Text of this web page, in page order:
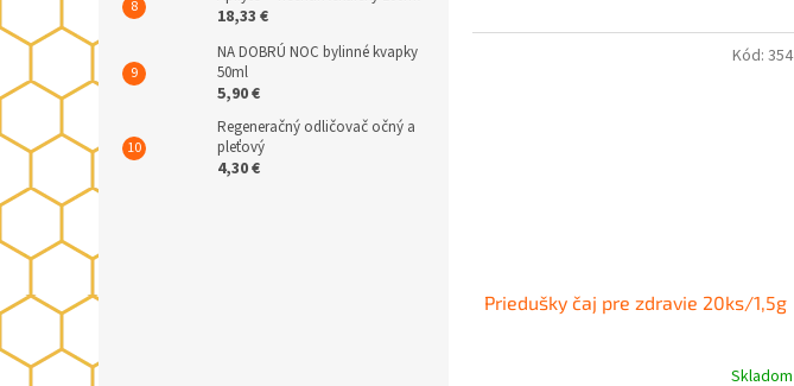
18,33 €
NA DOBRÚ NOC bylinné kvapky
50ml
5,90 €
Regeneračný odličovač očný a
pleťový
4,30 €
Priedušky čaj pre zdravie 20ks/1,5g
Skladom
Kód: 354